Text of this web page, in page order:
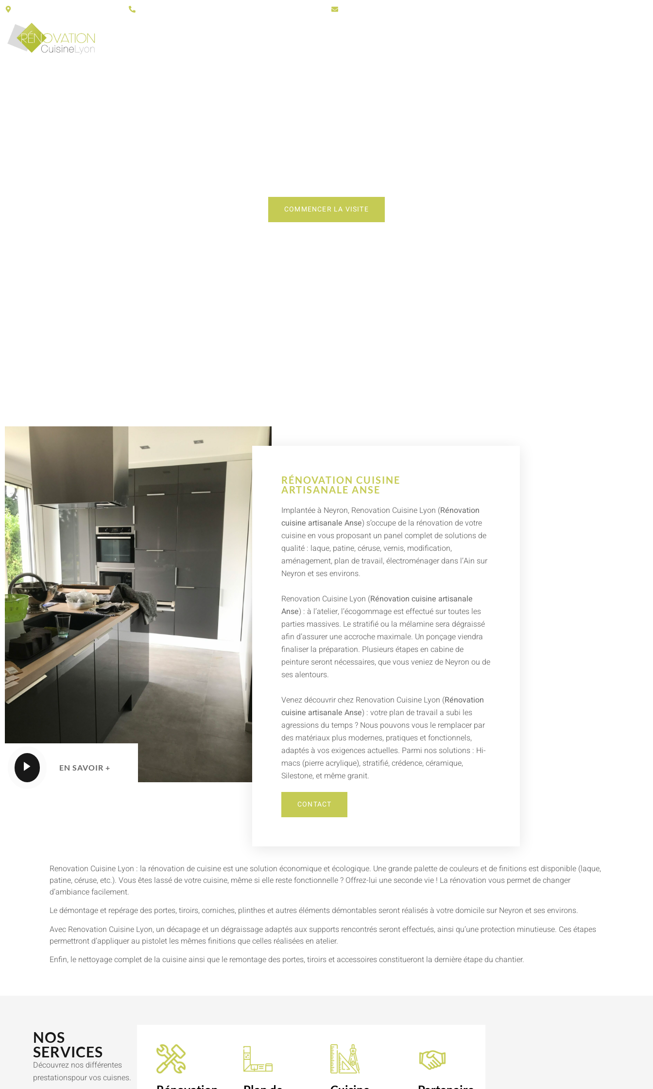
COMMENCER LA VISITE
EN SAVOIR +
RÉNOVATION CUISINE
ARTISANALE ANSE
Implantée à Neyron, Renovation Cuisine Lyon (Rénovation
cuisine artisanale Anse) s’occupe de la rénovation de votre
cuisine en vous proposant un panel complet de solutions de
qualité : laque, patine, céruse, vernis, modification,
aménagement, plan de travail, électroménager dans l’Ain sur
Neyron et ses environs.
Renovation Cuisine Lyon (Rénovation cuisine artisanale
Anse) : à l’atelier, l’écogommage est effectué sur toutes les
parties massives. Le stratifié ou la mélamine sera dégraissé
afin d’assurer une accroche maximale. Un ponçage viendra
finaliser la préparation. Plusieurs étapes en cabine de
peinture seront nécessaires, que vous veniez de Neyron ou de
ses alentours.
Venez découvrir chez Renovation Cuisine Lyon (Rénovation
cuisine artisanale Anse) : votre plan de travail a subi les
agressions du temps ? Nous pouvons vous le remplacer par
des matériaux plus modernes, pratiques et fonctionnels,
adaptés à vos exigences actuelles. Parmi nos solutions : Hi-
macs (pierre acrylique), stratifié, crédence, céramique,
Silestone, et même granit.
CONTACT
Renovation Cuisine Lyon : la rénovation de cuisine est une solution économique et écologique. Une grande palette de couleurs et de finitions est disponible (laque,
patine, céruse, etc.). Vous êtes lassé de votre cuisine, même si elle reste fonctionnelle ? Offrez-lui une seconde vie ! La rénovation vous permet de changer
d’ambiance facilement.
Le démontage et repérage des portes, tiroirs, corniches, plinthes et autres éléments démontables seront réalisés à votre domicile sur Neyron et ses environs.
Avec Renovation Cuisine Lyon, un décapage et un dégraissage adaptés aux supports rencontrés seront effectués, ainsi qu’une protection minutieuse. Ces étapes
permettront d’appliquer au pistolet les mêmes finitions que celles réalisées en atelier.
Enfin, le nettoyage complet de la cuisine ainsi que le remontage des portes, tiroirs et accessoires constitueront la dernière étape du chantier.
NOS
SERVICES
Découvrez nos différentes
prestationspour vos cuisnes.